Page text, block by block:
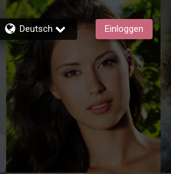
Deutsch Einloggen